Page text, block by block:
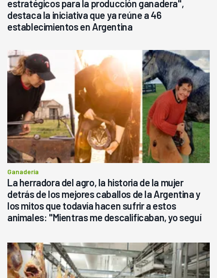
estratégicos para la producción ganadera",
destaca la iniciativa que ya reúne a 46
establecimientos en Argentina
Ganadería
La herradora del agro, la historia de la mujer
detrás de los mejores caballos de la Argentina y
los mitos que todavía hacen sufrir a estos
animales: "Mientras me descalificaban, yo seguí